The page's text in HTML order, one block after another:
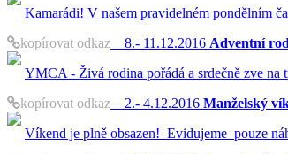
Kamarádi! V našem pravidelném pondělním
kopírovat odkaz 8.- 11.12.2016 Adventní
YMCA - Živá rodina pořádá a srdečně zve
kopírovat odkaz 2.- 4.12.2016 Manželský
Víkend je plně obsazen! Evidujeme pouze